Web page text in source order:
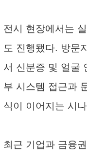
전시 현장에서는
도 진행됐다. 방문
서 신분증 및 얼굴
부 시스템 접근과
식이 이어지는 시
최근 기업과 금융